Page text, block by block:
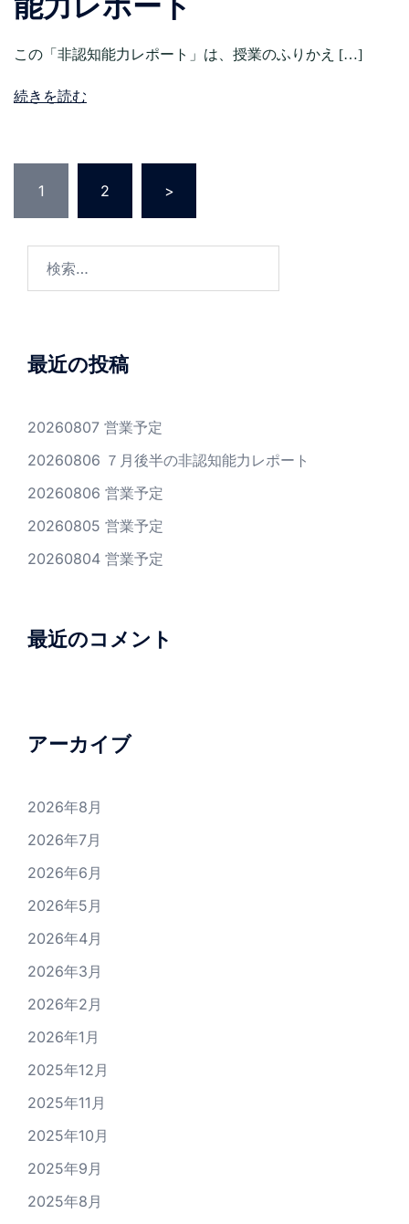
この「非認知能力レポート」は、授業のふりかえ […]
続きを読む
投
の
ペ
ジ
1 2 >
最近の投稿
20260807 営業予定
20260806 ７月後半の非認知能力レポート
20260806 営業予定
20260805 営業予定
20260804 営業予定
最近のコメント
アーカイブ
2026年8月
2026年7月
2026年6月
2026年5月
2026年4月
2026年3月
2026年2月
2026年1月
2025年12月
2025年11月
2025年10月
2025年9月
2025年8月